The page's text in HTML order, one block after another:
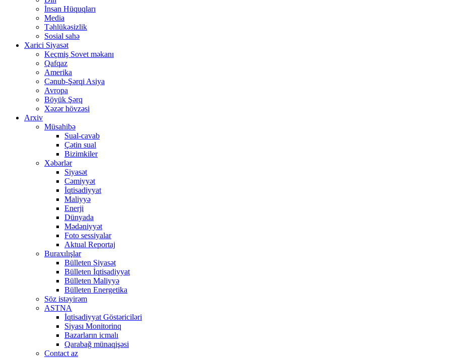
İnsan Hüquqları
Media
Təhlükəsizlik
Sosial sahə
Xarici Siyasət
Keçmiş Sovet məkanı
Qafqaz
Amerika
Cənub-Şərqi Asiya
Avropa
Böyük Şərq
Xəzər hövzəsi
Arxiv
Müsahibə
Sual-cavab
Çətin sual
Bizimkiler
Xəbərlər
Siyasət
Cəmiyyət
İqtisadiyyat
Maliyyə
Enerji
Dünyada
Mədəniyyət
Foto sessiyalar
Aktual Reportaj
Buraxılışlar
Bülleten Siyasət
Bülleten İqtisadiyyat
Bülleten Maliyyə
Bülleten Energetika
Söz istəyirəm
ASTNA
İqtisadiyyat Göstəriciləri
Siyası Monitorinq
Bazarların icmalı
Qarabağ münaqişəsi
Contact az